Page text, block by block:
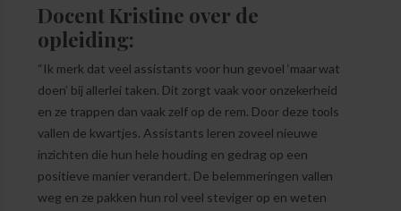
Docent Kristine over de
opleiding:
“Ik merk dat veel assistants voor hun gevoel ‘maar wat
doen’ bij allerlei taken. Dit zorgt vaak voor onzekerheid
en ze trappen dan vaak zelf op de rem. Door deze tools
vallen de kwartjes. Assistants leren zoveel nieuwe
inzichten die hun hele houding en gedrag op een
positieve manier verandert. De belemmeringen vallen
weg en ze pakken hun rol veel steviger op en weten